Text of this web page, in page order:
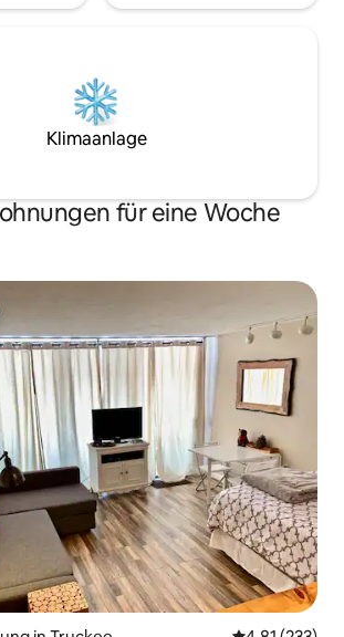
Klimaanlage
für eine Woche